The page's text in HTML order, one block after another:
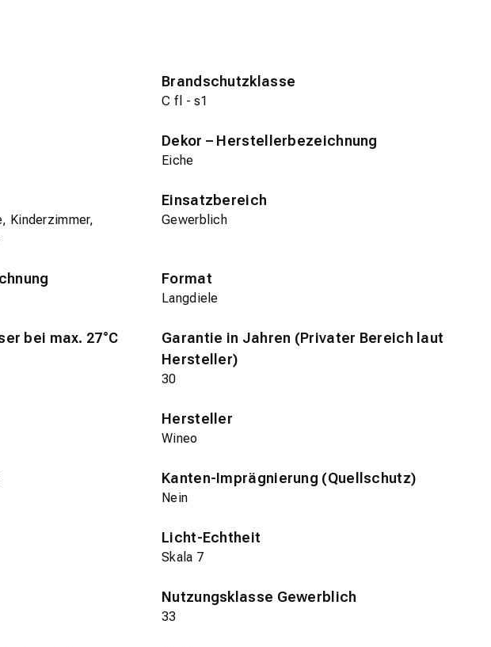
Brandschutzklasse
C fl - s1
Dekor – Herstellerbezeichnung
Eiche
Kinderzimmer,
Einsatzbereich
Gewerblich
Format
Langdiele
bei max. 27°C
Garantie in Jahren (Privater Bereich laut
Hersteller)
30
Hersteller
Wineo
Kanten-Imprägnierung (Quellschutz)
Nein
Licht-Echtheit
Skala 7
Nutzungsklasse Gewerblich
33